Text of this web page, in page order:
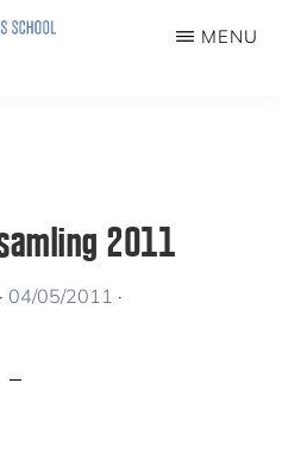
MENU
2011
· 04/05/2011 ·